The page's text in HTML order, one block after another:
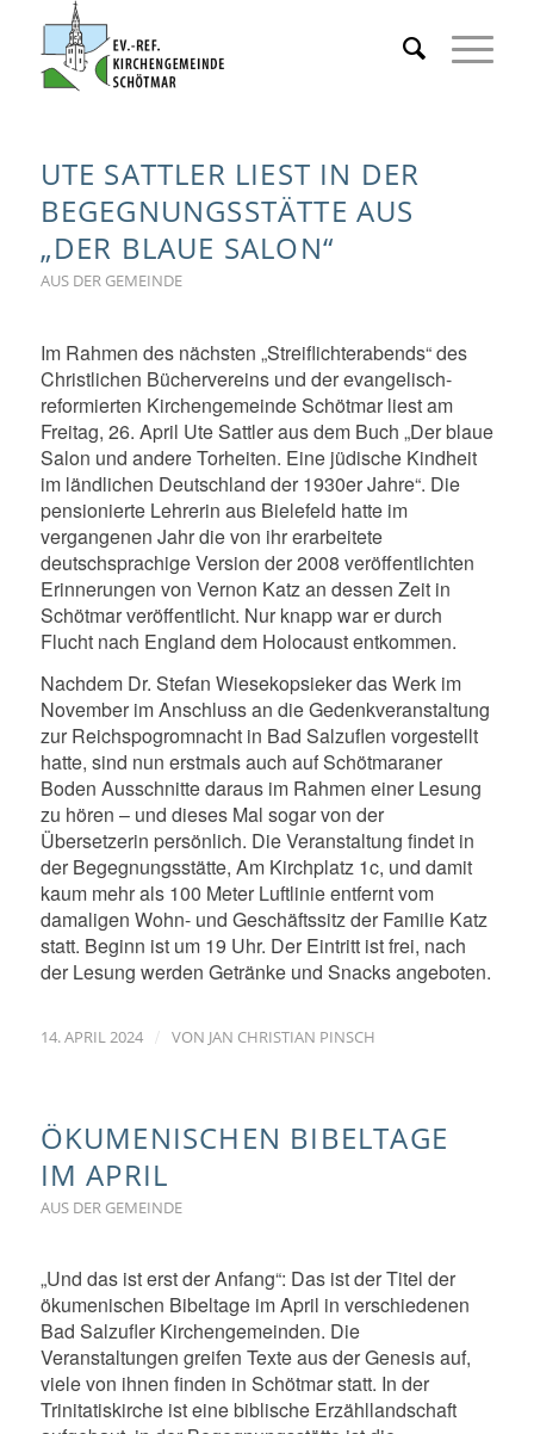
UTE SATTLER LIEST IN DER
BEGEGNUNGSSTÄTTE AUS
„DER BLAUE SALON“
AUS DER GEMEINDE
Im Rahmen des nächsten „Streiflichterabends“ des
Christlichen Büchervereins und der evangelisch-
reformierten Kirchengemeinde Schötmar liest am
Freitag, 26. April Ute Sattler aus dem Buch „Der blaue
Salon und andere Torheiten. Eine jüdische Kindheit
im ländlichen Deutschland der 1930er Jahre“. Die
pensionierte Lehrerin aus Bielefeld hatte im
vergangenen Jahr die von ihr erarbeitete
deutschsprachige Version der 2008 veröffentlichten
Erinnerungen von Vernon Katz an dessen Zeit in
Schötmar veröffentlicht. Nur knapp war er durch
Flucht nach England dem Holocaust entkommen.
Nachdem Dr. Stefan Wiesekopsieker das Werk im
November im Anschluss an die Gedenkveranstaltung
zur Reichspogromnacht in Bad Salzuflen vorgestellt
hatte, sind nun erstmals auch auf Schötmaraner
Boden Ausschnitte daraus im Rahmen einer Lesung
zu hören – und dieses Mal sogar von der
Übersetzerin persönlich. Die Veranstaltung findet in
der Begegnungsstätte, Am Kirchplatz 1c, und damit
kaum mehr als 100 Meter Luftlinie entfernt vom
damaligen Wohn- und Geschäftssitz der Familie Katz
statt. Beginn ist um 19 Uhr. Der Eintritt ist frei, nach
der Lesung werden Getränke und Snacks angeboten.
14. APRIL 2024 / VON JAN CHRISTIAN PINSCH
ÖKUMENISCHEN BIBELTAGE
IM APRIL
AUS DER GEMEINDE
„Und das ist erst der Anfang“: Das ist der Titel der
ökumenischen Bibeltage im April in verschiedenen
Bad Salzufler Kirchengemeinden. Die
Veranstaltungen greifen Texte aus der Genesis auf,
viele von ihnen finden in Schötmar statt. In der
Trinitatiskirche ist eine biblische Erzähllandschaft